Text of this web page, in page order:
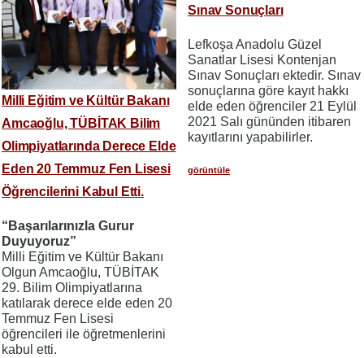
Milli Eğitim ve Kültür Bakanı
Amcaoğlu, TÜBİTAK Bilim
Olimpiyatlarında Derece Elde
Eden 20 Temmuz Fen Lisesi
Öğrencilerini Kabul Etti.
“Başarılarınızla Gurur
Duyuyoruz”
Milli Eğitim ve Kültür Bakanı
Olgun Amcaoğlu, TÜBİTAK
29. Bilim Olimpiyatlarına
katılarak derece elde eden 20
Temmuz Fen Lisesi
öğrencileri ile öğretmenlerini
kabul etti.
Sınav Sonuçları
Lefkoşa Anadolu Güzel
Sanatlar Lisesi Kontenjan
Sınav Sonuçları ektedir. Sınav
sonuçlarına göre kayıt hakkı
elde eden öğrenciler 21 Eylül
2021 Salı gününden itibaren
kayıtlarını yapabilirler.
görüntüle